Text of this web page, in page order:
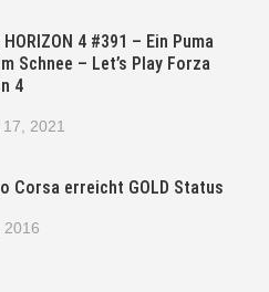
HORIZON 4 #391 – Ein Puma
Schnee – Let’s Play Forza
4
2021
Corsa erreicht GOLD Status
2016